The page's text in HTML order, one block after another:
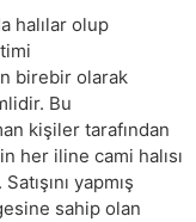
halılar olup
birebir olarak
Bu
kişiler tarafından
her iline cami halısı
yapmış
sahip olan